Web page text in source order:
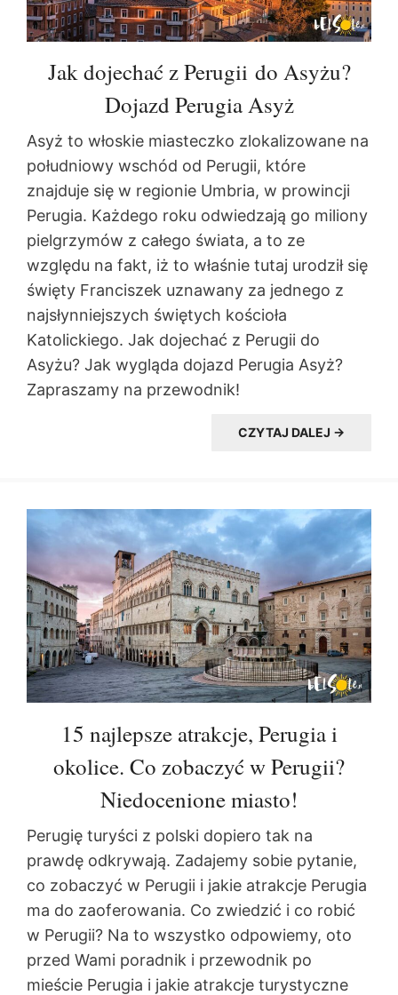
Jak dojechać z Perugii do Asyżu?
Dojazd Perugia Asyż
Asyż to włoskie miasteczko zlokalizowane na
południowy wschód od Perugii, które
znajduje się w regionie Umbria, w prowincji
Perugia. Każdego roku odwiedzają go miliony
pielgrzymów z całego świata, a to ze
względu na fakt, iż to właśnie tutaj urodził się
święty Franciszek uznawany za jednego z
najsłynniejszych świętych kościoła
Katolickiego. Jak dojechać z Perugii do
Asyżu? Jak wygląda dojazd Perugia Asyż?
Zapraszamy na przewodnik!
CZYTAJ DALEJ →
15 najlepsze atrakcje, Perugia i
okolice. Co zobaczyć w Perugii?
Niedocenione miasto!
Perugię turyści z polski dopiero tak na
prawdę odkrywają. Zadajemy sobie pytanie,
co zobaczyć w Perugii i jakie atrakcje Perugia
ma do zaoferowania. Co zwiedzić i co robić
w Perugii? Na to wszystko odpowiemy, oto
przed Wami poradnik i przewodnik po
mieście Perugia i jakie atrakcje turystyczne